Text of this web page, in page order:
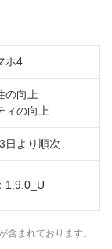
ホ4
の向上
ィの向上
日より順次
1.9.0_U
まれております。